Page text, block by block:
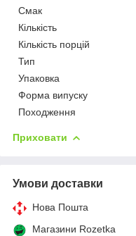
Смак
Кількість
Кількість порцій
Тип
Упаковка
Форма випуску
Походження
Приховати
Умови доставки
Нова Пошта
Магазини Rozetka